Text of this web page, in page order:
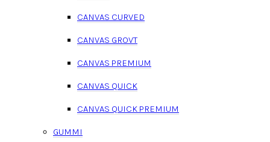
CANVAS CURVED
CANVAS GROVT
CANVAS PREMIUM
CANVAS QUICK
CANVAS QUICK PREMIUM
GUMMI